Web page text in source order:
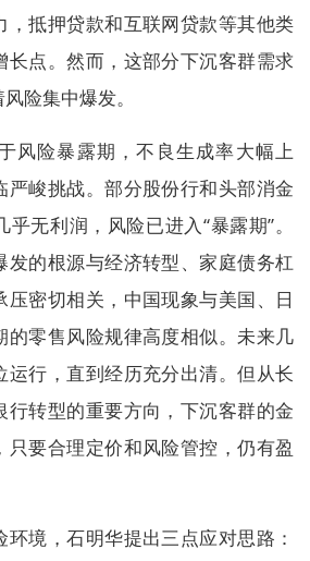
，抵押贷款和互联网贷款等其他类
长点。然而，这部分下沉客群需求
险集中爆发。
风险暴露期，不良生成率大幅上
严峻挑战。部分股份行和头部消金
无利润，风险已进入“暴露期”。
发的根源与经济转型、家庭债务杠
压密切相关，中国现象与美国、日
的零售风险规律高度相似。未来几
运行，直到经历充分出清。但从长
行转型的重要方向，下沉客群的金
只要合理定价和风险管控，仍有盈
境，石明华提出三点应对思路：